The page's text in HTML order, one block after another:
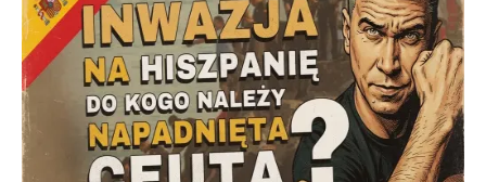
Niezwykłe wyścigi dawnych
osadników w Palestynie